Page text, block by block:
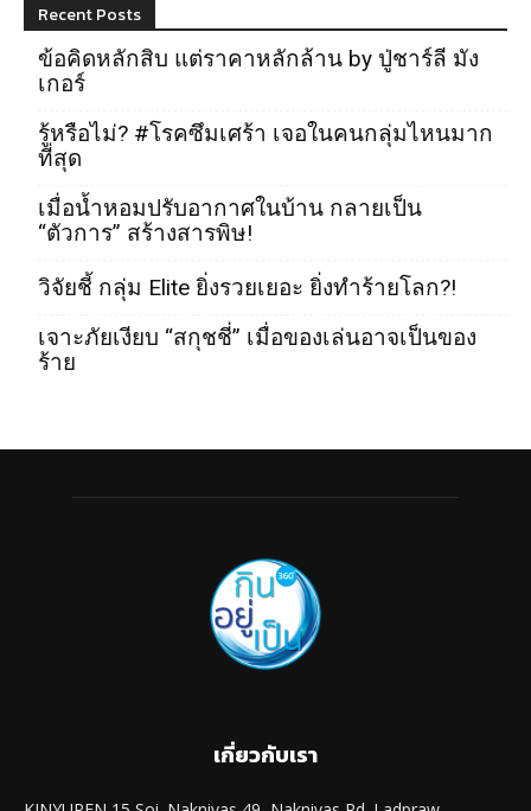
Recent Posts
ข้อคิดหลักสิบ แต่ราคาหลักล้าน by ปู่ชาร์ลี มัง
เกอร์
รู้หรือไม่? #โรคซึมเศร้า เจอในคนกลุ่มไหนมาก
ที่สุด
เมื่อน้ำหอมปรับอากาศในบ้าน กลายเป็น
“ตัวการ” สร้างสารพิษ!
วิจัยชี้ กลุ่ม Elite ยิ่งรวยเยอะ ยิ่งทำร้ายโลก?!
เจาะภัยเงียบ “สกุชชี่” เมื่อของเล่นอาจเป็นของ
ร้าย
เกี่ยวกับเรา